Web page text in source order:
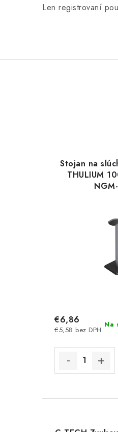
Len registrovaní
Stojan na
THULIUM
Na
€5,58 bez DPH
€6,86